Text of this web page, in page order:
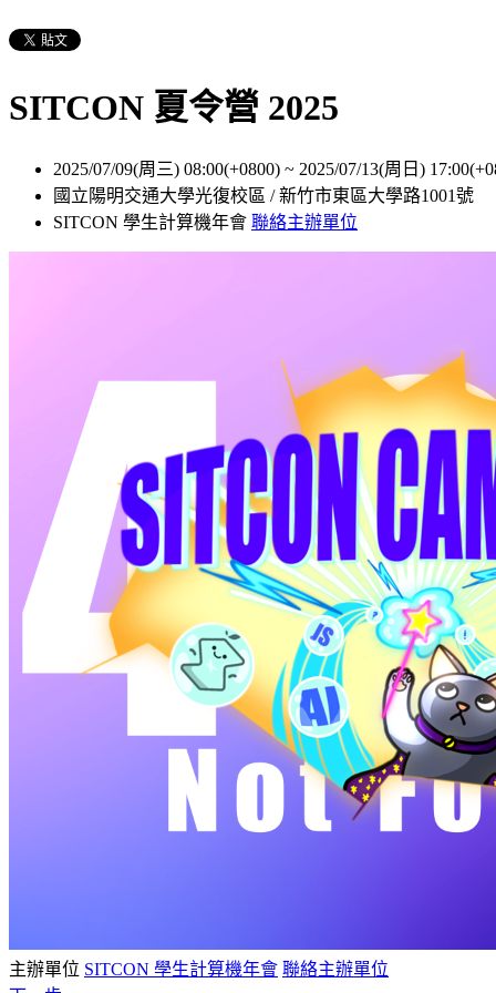
SITCON 夏令營 2025
2025/07/09(周三) 08:00(+0800) ~ 2025/07/13(周日)
國立陽明交通大學光復校區 / 新竹市東區大學路1001號
SITCON 學生計算機年會 聯絡主辦單位
主辦單位 SITCON 學生計算機年會 聯絡主辦單位